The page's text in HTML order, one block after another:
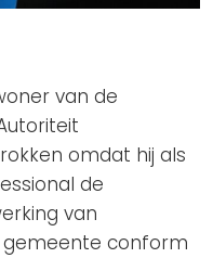
van de
omdat hij als
de
van
conform